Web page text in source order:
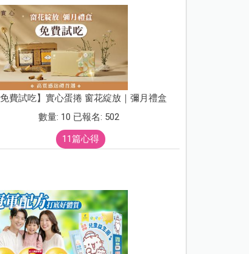
免費試吃】實心蛋捲 窗花綻放｜彌月禮盒
數量: 10 已報名: 502
11篇心得